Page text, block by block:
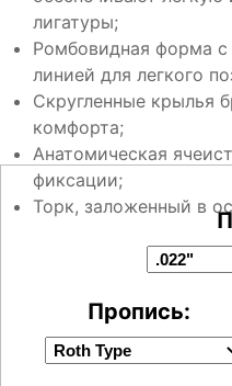
лигатуры;
Ромбовидная форма
линией для легкого
Скругленные крылья
комфорта;
Анатомическая
фиксации;
Торк, заложенный в
Пропись: